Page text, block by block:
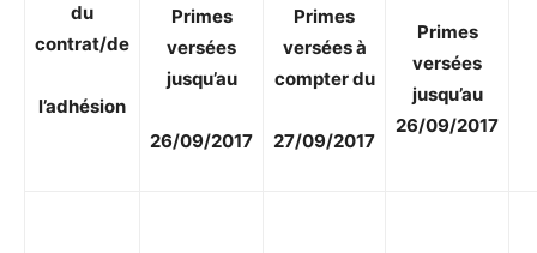
du
contrat/de
l’adhésion
Primes
versées
jusqu’au
26/09/2017
Primes
versées à
compter du
27/09/2017
Primes
versées
jusqu’au
26/09/2017